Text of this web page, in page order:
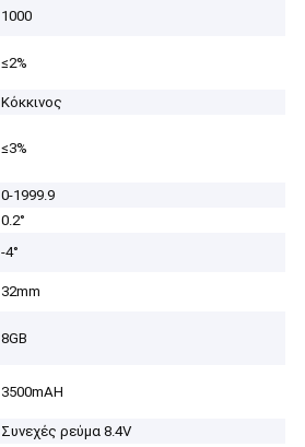
1000
≤2%
Κόκκινος
≤3%
0-1999.9
0.2°
-4°
32mm
8GB
3500mAH
Συνεχές ρεύμα 8.4V